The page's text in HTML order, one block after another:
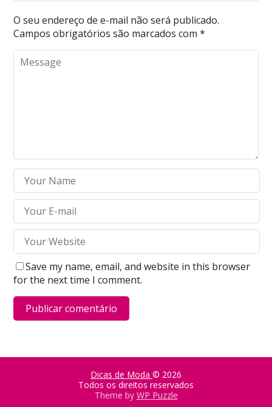
O seu endereço de e-mail não será publicado.
Campos obrigatórios são marcados com*
Save my name, email, and website in this browser
for the next time I comment.
Dicas de Moda © 2026
Todos os direitos reservados
Theme by WP Puzzle